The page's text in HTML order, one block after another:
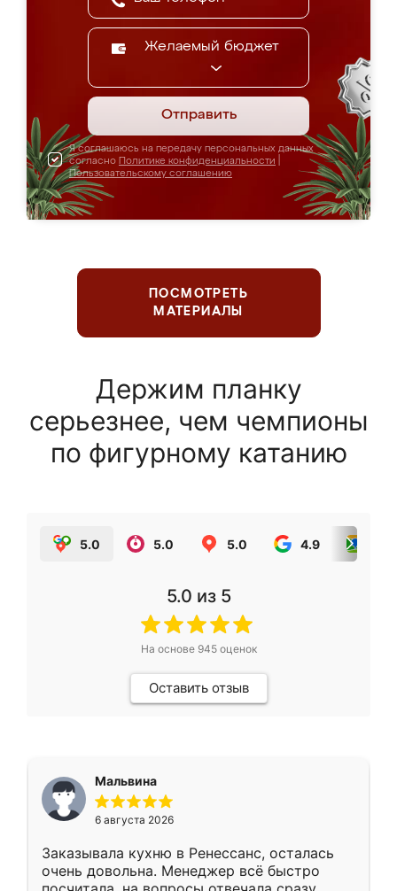
Желаемый бюджет
Отправить
Я соглашаюсь на передачу персональных данных
согласно Политике конфиденциальности
Пользовательскому соглашению
ПОСМОТРЕТЬ
МАТЕРИАЛЫ
Держим планку
серьезнее, чем чемпионы
по фигурному катанию
5.0 5.0 5.0 4.9
5.0 из 5
На основе 945оценок
Оставить отзыв
Мальвина
6 августа 2026
Заказывала кухню в Ренессанс, осталась
очень довольна. Менеджер всё быстро